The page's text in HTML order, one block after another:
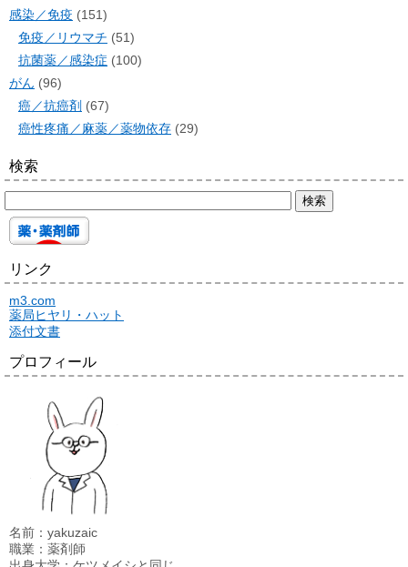
感染／免疫 (151)
免疫／リウマチ (51)
抗菌薬／感染症 (100)
がん (96)
癌／抗癌剤 (67)
癌性疼痛／麻薬／薬物依存 (29)
検索
リンク
m3.com
薬局ヒヤリ・ハット
添付文書
プロフィール
名前：yakuzaic
職業：薬剤師